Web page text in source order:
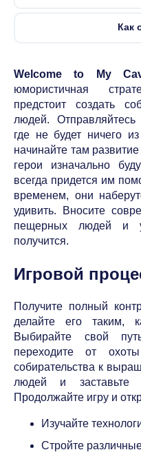
Как
Welcome to My
юмористичная
предстоит создать
людей.
где не будет ничего
начинайте там
герои изначально
всегда придется им
временем, они
удивить. Вносите
пещерных людей и
получится.
Игровой
Получите полный
делайте его таким,
Выбирайте свой
переходите от
собирательства к
людей и
Продолжайте игру и
Изучайте
Стройте